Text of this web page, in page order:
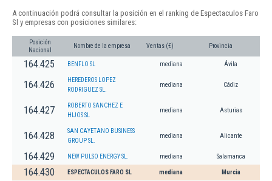
A continuación podrá consultar la posición en el ranking de Espectaculos Faro
Sl y empresas con posiciones similares:
Posición
Nacional
Nombre de la empresa Ventas (€) Provincia
164.425 BENFLO SL mediana Ávila
164.426
HEREDEROS LOPEZ
RODRIGUEZ SL.
mediana Cádiz
164.427
ROBERTO SANCHEZ E
HIJOS SL
mediana Asturias
164.428
SAN CAYETANO BUSINESS
GROUP SL.
mediana Alicante
164.429 NEW PULSO ENERGY SL. mediana Salamanca
164.430 ESPECTACULOS FARO SL mediana Murcia